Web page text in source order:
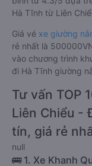
Xe Liên Chiểu - Đà
từ Liên Chiểu - Đà
đánh giá chung có
bình từ 4.3/5 dựa
Hà Tĩnh từ Liên
Giá vé xe giường
rẻ nhất là
vào chương trình
đi Hà Tĩnh giường
Tư vấn TOP
Liên Chiểu -